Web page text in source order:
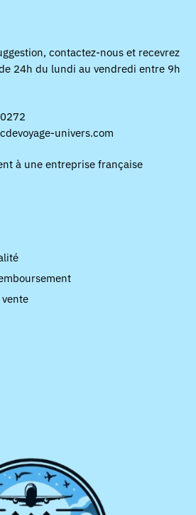
contactez-nous et recevrez
24h du lundi au vendredi entre 9h
univers.com
à une entreprise française